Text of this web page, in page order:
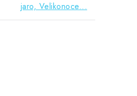
jaro, Velikonoce...